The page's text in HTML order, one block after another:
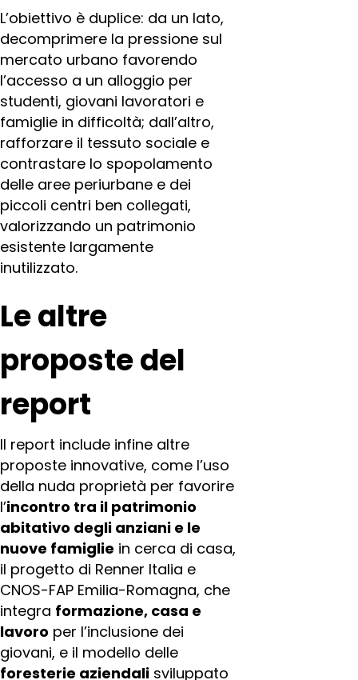
L’obiettivo è duplice: da un lato,
decomprimere la pressione sul
mercato urbano favorendo
l’accesso a un alloggio per
studenti, giovani lavoratori e
famiglie in difficoltà; dall’altro,
rafforzare il tessuto sociale e
contrastare lo spopolamento
delle aree periurbane e dei
piccoli centri ben collegati,
valorizzando un patrimonio
esistente largamente
inutilizzato.
Le altre
proposte del
report
Il report include infine altre
proposte innovative, come l’uso
della nuda proprietà per favorire
l’incontro tra il patrimonio
abitativo degli anziani e le
nuove famiglie in cerca di casa,
il progetto di Renner Italia e
CNOS-FAP Emilia-Romagna, che
integra formazione, casa e
lavoro per l’inclusione dei
giovani, e il modello delle
foresterie aziendali sviluppato